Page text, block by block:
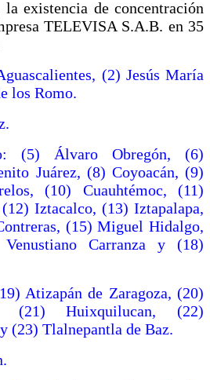
existencia de concentración
TELEVISA S.A.B. en 35
(2) Jesús María
los Romo.
(5) Álvaro Obregón, (6)
Juárez, (8) Coyoacán, (9)
(10) Cuauhtémoc, (11)
Iztacalco, (13) Iztapalapa,
(15) Miguel Hidalgo,
Carranza y (18)
Atizapán de Zaragoza, (20)
(21) Huixquilucan, (22)
(23) Tlalnepantla de Baz.